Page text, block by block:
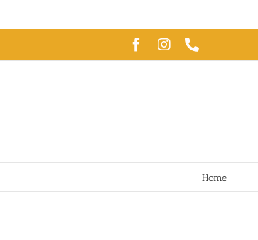
springen
Facebook
Instagram
Home